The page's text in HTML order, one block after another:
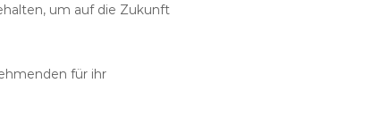
um auf die Zukunft
für ihr